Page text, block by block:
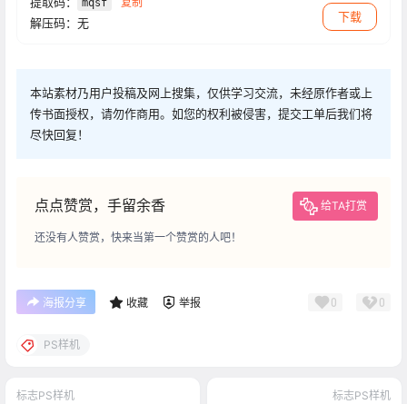
mqsf
解压码：无 下载
本站素材乃用户投稿及网上搜集，仅供学习交流，未经原作者或上
传书面授权，请勿作商用。如您的权利被侵害，提交工单后我们将
尽快回复！
点点赞赏，手留余香 给TA打赏
还没有人赞赏，快来当第一个赞赏的人吧！
海报分享 收藏 举报 0 0
PS样机
标志PS样机 标志PS样机